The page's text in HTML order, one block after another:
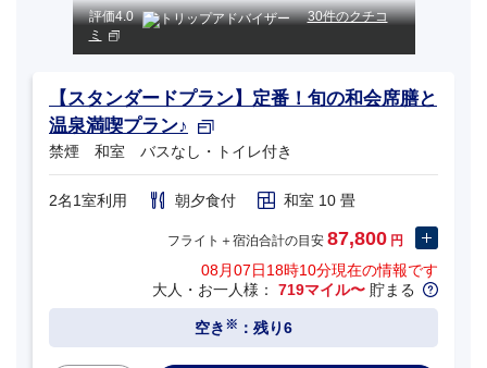
評価4.0
30件のクチコ
ミ
【スタンダードプラン】定番！旬の和会席膳と
温泉満喫プラン♪
禁煙 和室 バスなし・トイレ付き
2名1室利用 朝夕食付 和室 10 畳
フライト＋宿泊合計の目安 87,800 円
08月07日18時10分現在の情報です
大人・お一人様： 719マイル〜 貯まる
空き ※ ：残り6